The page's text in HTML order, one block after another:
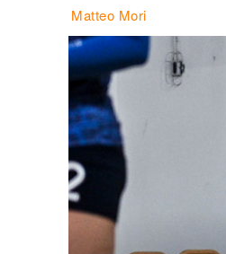
Matteo Mori